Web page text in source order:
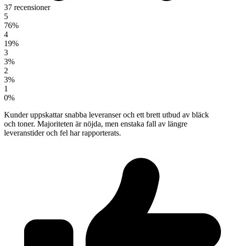
37 recensioner
5
76%
4
19%
3
3%
2
3%
1
0%
Kunder uppskattar snabba leveranser och ett brett utbud av bläck
och toner. Majoriteten är nöjda, men enstaka fall av längre
leveranstider och fel har rapporterats.